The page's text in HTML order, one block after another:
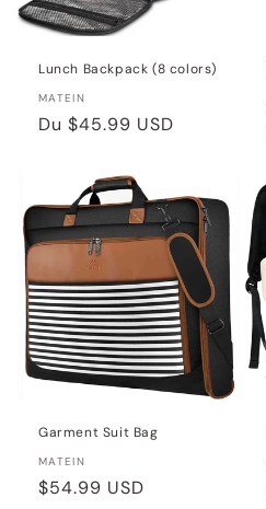
Lunch Backpack (8 colors)
Distributeur :
MATEIN
Prix
Du $45.99 USD
Garment Suit Bag
Distributeur :
MATEIN
Prix
$54.99 USD